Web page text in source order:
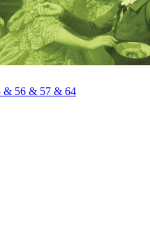
& 56 & 57 & 64